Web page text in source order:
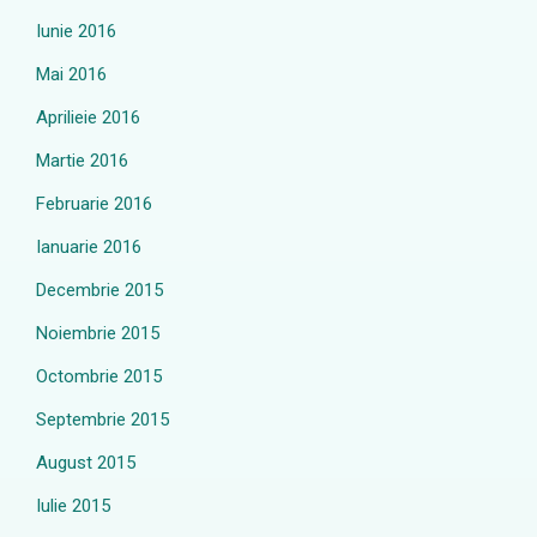
Iunie 2016
Mai 2016
Aprilieie 2016
Martie 2016
Februarie 2016
Ianuarie 2016
Decembrie 2015
Noiembrie 2015
Octombrie 2015
Septembrie 2015
August 2015
Iulie 2015